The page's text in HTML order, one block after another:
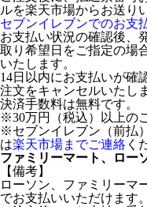
ルを楽天市場からお送り
セブンイレブンでのお支
お支払い状況の確認後、
取り希望日をご指定の場
いたします。
14日以内にお支払いが確
注文をキャンセルいたし
決済手数料は無料です。
※30万円（税込）以上の
※セブンイレブン（前払
は楽天市場までご連絡 く
ファミリーマート、ロー
【備考】
ローソン、ファミリーマ
でお支払いいただけます。